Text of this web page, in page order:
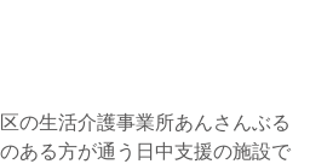
の生活介護事業所あんさんぶる
ある方が通う日中支援の施設で